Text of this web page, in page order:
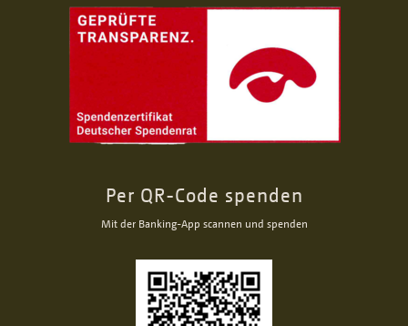
Per QR-Code spenden
Mit der Banking-App scannen und spenden